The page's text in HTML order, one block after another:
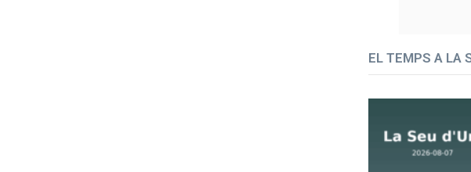
EL TEMPS A LA